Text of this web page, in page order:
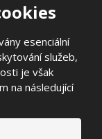
esenciální
služeb,
je však
na následující